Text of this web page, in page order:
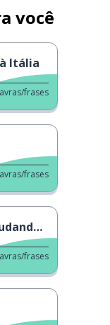
você
Itália
frases
frases
casa?
frases